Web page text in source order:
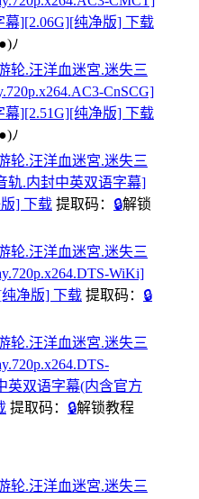
][2.06G][纯净版] 下载
ﾉ
轮.汪洋血迷宮.迷失三
CnSCG]
][2.51G][纯净版] 下载
ﾉ
轮.汪洋血迷宮.迷失三
轨.内封中英双语字幕]
] 下载 提取码： 🔒解锁
轮.汪洋血迷宮.迷失三
WiKi]
净版] 下载 提取码： 🔒
轮.汪洋血迷宮.迷失三
英双语字幕(内含官方
提取码： 🔒解锁教程
轮.汪洋血迷宮.迷失三